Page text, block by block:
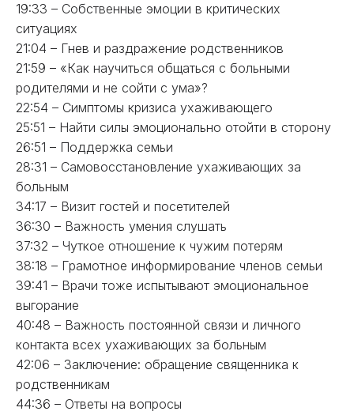
19:33 – Собственные эмоции в критических
ситуациях
21:04 – Гнев и раздражение родственников
21:59 – «Как научиться общаться с больными
родителями и не сойти с ума»?
22:54 – Симптомы кризиса ухаживающего
25:51 – Найти силы эмоционально отойти в сторону
26:51 – Поддержка семьи
28:31 – Самовосстановление ухаживающих за
больным
34:17 – Визит гостей и посетителей
36:30 – Важность умения слушать
37:32 – Чуткое отношение к чужим потерям
38:18 – Грамотное информирование членов семьи
39:41 – Врачи тоже испытывают эмоциональное
выгорание
40:48 – Важность постоянной связи и личного
контакта всех ухаживающих за больным
42:06 – Заключение: обращение священника к
родственникам
44:36 – Ответы на вопросы